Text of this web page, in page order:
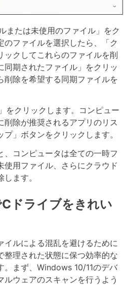
または未使用のファイル」をク
のファイルを選択したら、「ク
ックしてこれらのファイルを削
同期されたファイル」をクリッ
削除を希望する同期ファイルを
をクリックします。コンピュー
削除が推奨されるアプリのリス
」ボタンをクリックします。
、コンピュータは全ての一時フ
使用ファイル、さらにクラウド
ます。
ドライブをきれい
イルによる混乱を避けるために
整理された状態に保つ効率的な
。まず、Windows 10/11のデバ
ウェアのスキャンを行うよう